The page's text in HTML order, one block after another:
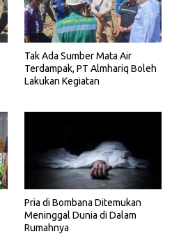
Tak Ada Sumber Mata Air
Terdampak, PT Almhariq Boleh
Lakukan Kegiatan
Pria di Bombana Ditemukan
Meninggal Dunia di Dalam
Rumahnya